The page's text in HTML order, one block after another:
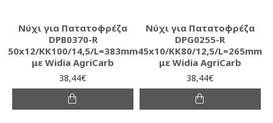
Νύχι για Πατατοφρέζα
DPB0370-R
50x12/KK100/14,5/L=383mm
με Widia AgriCarb
38,44€
Νύχι για Πατατοφρέζα
DPG0255-R
45x10/KK80/12,5/L=265mm
με Widia AgriCarb
38,44€